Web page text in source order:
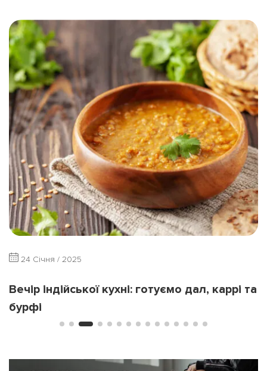
24 Січня / 2025
Вечір індійської кухні: готуємо дал, каррі та
бурфі